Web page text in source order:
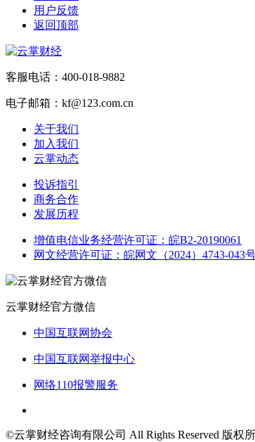
用户反馈
返回顶部
客服电话：400-018-9882
电子邮箱：kf@123.com.cn
关于我们
加入我们
云掌动态
投诉指引
商务合作
发展历程
增值电信业务经营许可证：皖B2-20190061
网文经营许可证：皖网文（2024）4743-043
云掌财经官方微信
中国互联网协会
中国互联网举报中心
网络110报警服务
©云掌财经咨询有限公司 All Rights Reserved 版权